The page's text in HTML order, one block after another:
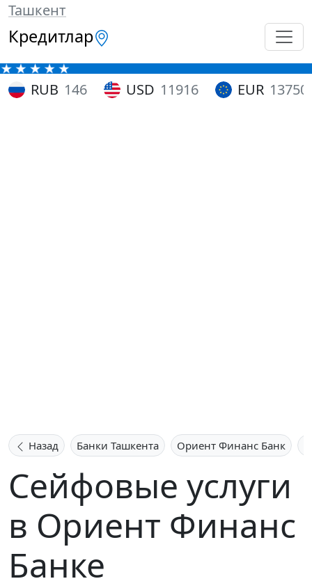
Ташкент
Кредитлар
RUB 146 USD 11916 EUR 13750
Назад Банки Ташкента Ориент Финанс Банк
Сейфовые услуги
в Ориент Финанс
Банке